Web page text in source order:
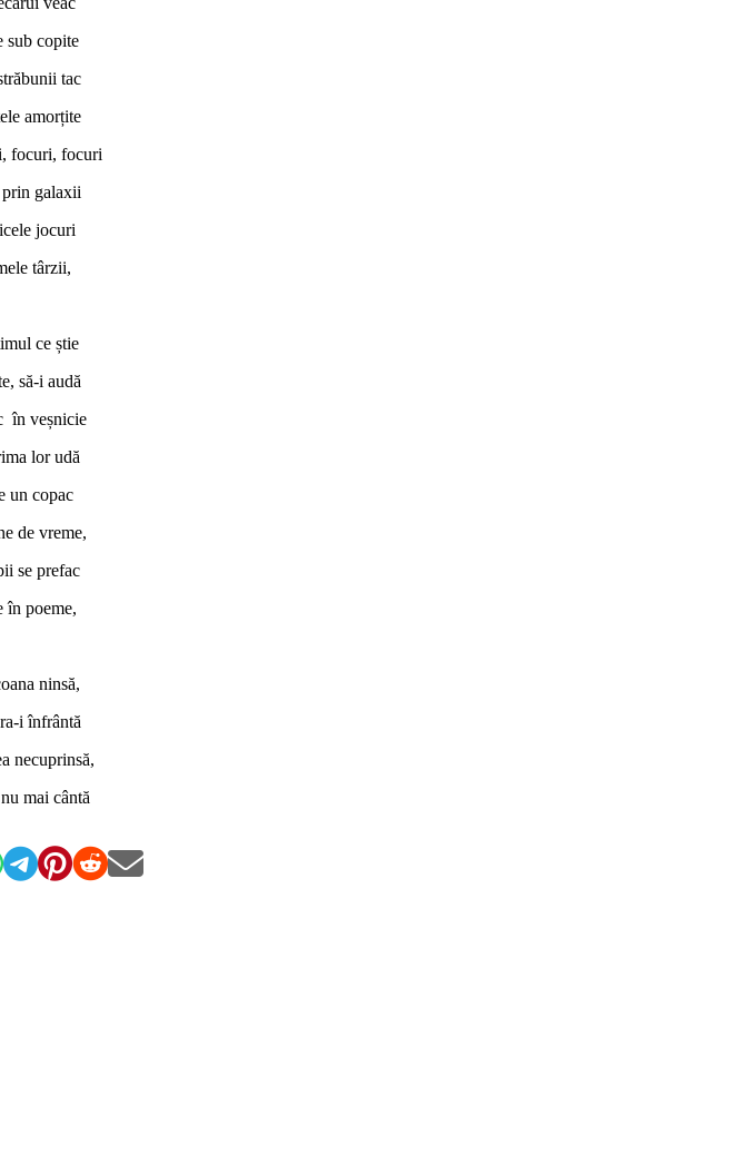
sub copite
tac
amorțite
focuri, focuri
galaxii
jocuri
târzii,
ce știe
să-i audă
în veșnicie
lor udă
un copac
de vreme,
se prefac
în poeme,
ninsă,
i înfrântă
necuprinsă,
mai cântă